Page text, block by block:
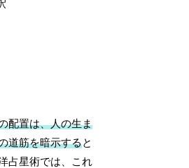
配置は、人の生ま
道筋を暗示すると
占星術では、これ